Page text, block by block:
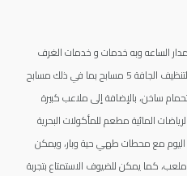
الساعه وبه خدمات و خدمات الغرف
وحمل الحقائب و صالون حلاقة و خدما ت التنظيف الجافة 5 مسابح بما في ذلك مسابح
ساخن، بالإضافة إلى ملاعب كبيرة
المائية مطعم للمأكولات البحرية
مع محطات طهي حية وبار، ويمكن
كما يمكن للضيوف الاستمتاع بتجربة